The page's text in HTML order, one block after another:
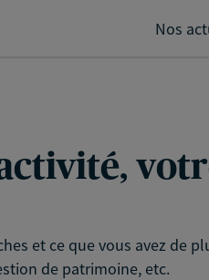
Nos
et ce que vous avez de
de patrimoine, etc.